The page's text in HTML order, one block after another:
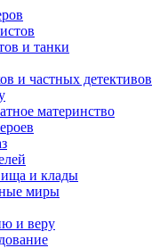
и танки
и частных детективов
материнство
и клады
миры
и веру